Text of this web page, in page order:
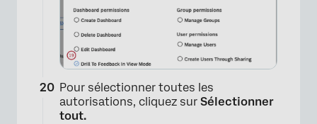
Pour sélectionner toutes les
autorisations, cliquez sur Sélectionner
tout.